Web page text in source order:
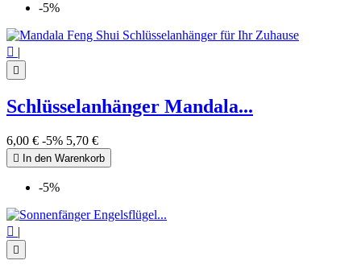
-5%
 |

Schlüsselanhänger Mandala...
6,00 € -5% 5,70 €
 In den Warenkorb
-5%
 |
